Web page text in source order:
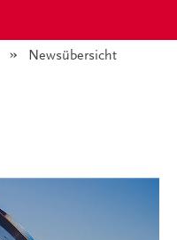
Angezeigt:
Newsübersicht